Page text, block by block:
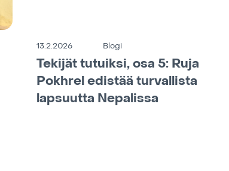
13.2.2026 Blogi
Tekijät tutuiksi, osa 5: Ruja
Pokhrel edistää turvallista
lapsuutta Nepalissa